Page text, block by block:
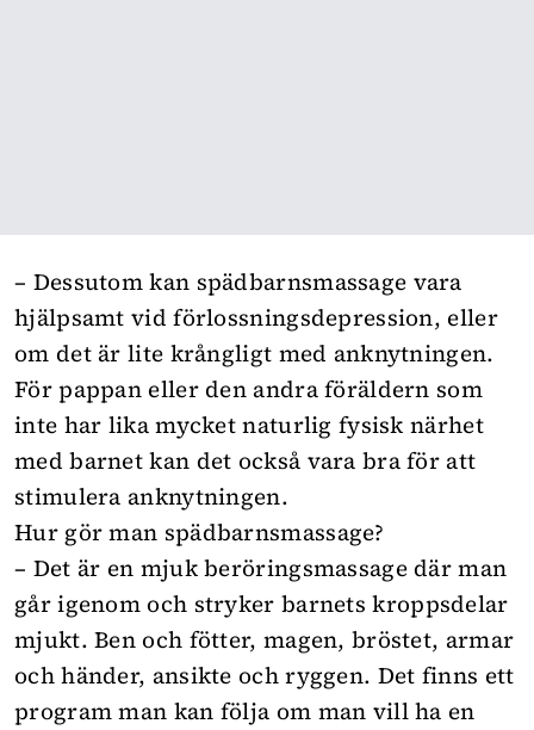
– Dessutom kan spädbarnsmassage vara
hjälpsamt vid förlossningsdepression, eller
om det är lite krångligt med anknytningen.
För pappan eller den andra föräldern som
inte har lika mycket naturlig fysisk närhet
med barnet kan det också vara bra för att
stimulera anknytningen.
Hur gör man spädbarnsmassage?
– Det är en mjuk beröringsmassage där man
går igenom och stryker barnets kroppsdelar
mjukt. Ben och fötter, magen, bröstet, armar
och händer, ansikte och ryggen. Det finns ett
program man kan följa om man vill ha en